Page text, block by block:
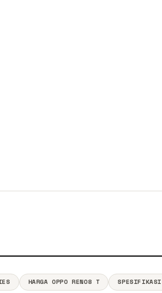
HARGA OPPO RENO8 T SPESIFIKASI